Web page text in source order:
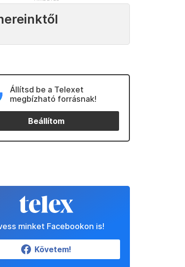
Állítsd be a Telexet
megbízható forrásnak!
Beállítom
minket Facebookon is!
Követem!